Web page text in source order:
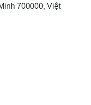
700000, Việt